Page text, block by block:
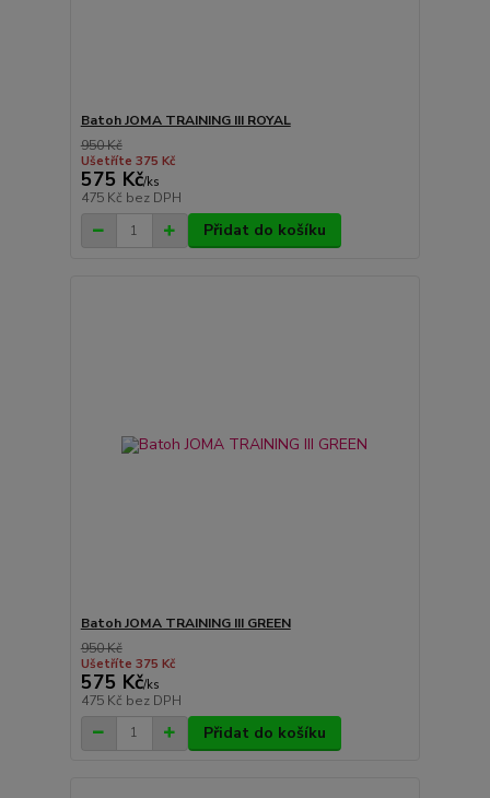
Batoh JOMA TRAINING III ROYAL
950 Kč
Ušetříte 375 Kč
575 Kč/ks
475 Kč bez DPH
Přidat do košíku
Batoh JOMA TRAINING III GREEN
950 Kč
Ušetříte 375 Kč
575 Kč/ks
475 Kč bez DPH
Přidat do košíku